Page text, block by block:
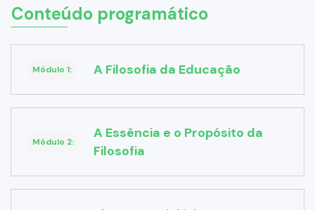
Conteúdo programático
Módulo 1: A Filosofia da Educação
Módulo 2:
A Essência e o Propósito da
Filosofia